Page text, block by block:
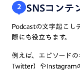
2 SNSコンテ
Podcastの文字起こし
際にも役立ちます。
例えば、エピソード
Twitter）やInstagram